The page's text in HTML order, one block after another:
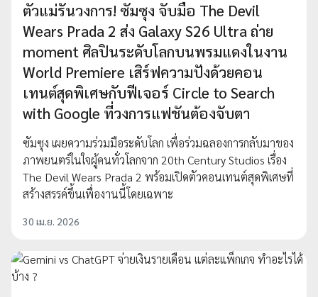
ตัวแม่รันวงการ! ซัมซุง จับมือ The Devil
Wears Prada 2 ส่ง Galaxy S26 Ultra ถ่าย
moment ศิลปินระดับโลกบนพรมแดงในงาน
World Premiere เสิร์ฟความปังด้วยคอน
เทนต์สุดพิเศษกับฟีเจอร์ Circle to Search
with Google ที่วงการแฟชันต้องจับตา
ซัมซุง เผยความร่วมมือระดับโลก เพื่อร่วมฉลองการกลับมาของ
ภาพยนตร์ในใจผู้คนทั่วโลกจาก 20th Century Studios เรื่อง
The Devil Wears Prada 2 พร้อมเปิดตัวคอนเทนต์สุดพิเศษที่
สร้างสรรค์ขึ้นเพื่องานนี้โดยเฉพาะ
30 เม.ย. 2026